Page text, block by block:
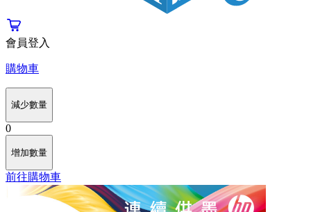
會員登入
購物車
減少數量
0
增加數量
前往購物車